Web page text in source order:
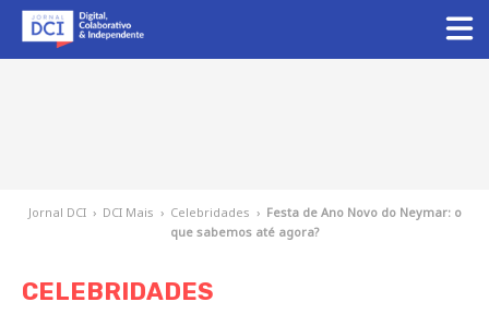
Jornal DCI › DCI Mais › Celebridades › Festa de Ano Novo do Neymar: o
que sabemos até agora?
CELEBRIDADES